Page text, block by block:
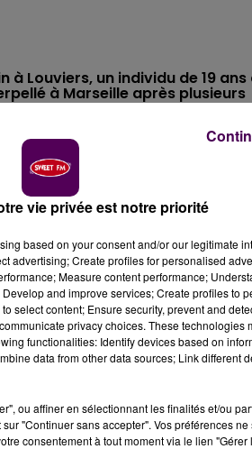
Louviers, un individu de 19 ans
à Marseille après plusieurs
du chef d’assassinat à
à Louviers.
située avenue des Peupliers
départemental de l’Eure.
été identifiée au niveau du cou.
identifié par les enquêteurs
de Police
pour arriver jusqu'au
l'Eure.
vie privée est notre priorité
based on your consent and/or our legitimate
advertising; Create profiles for personalised
Measure content performance;
and improve services; Create profiles to
select content; Ensure security, prevent and
privacy choices. These technologies
functionalities: Identify devices based on
data from other data sources; Link different
ou affiner en sélectionnant les finalités et/ou
"Continuer sans accepter". Vos préférences
consentement à tout moment via le lien